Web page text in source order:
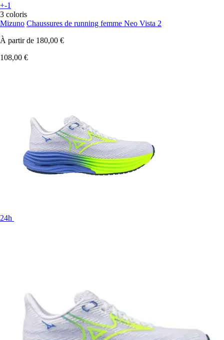
+-1
3 coloris
Mizuno Chaussures de running femme Neo Vista 2
À partir de 180,00 €
108,00 €
24h